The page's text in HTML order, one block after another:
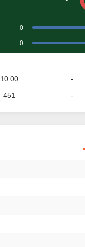
0
0
10.00
451
-
-